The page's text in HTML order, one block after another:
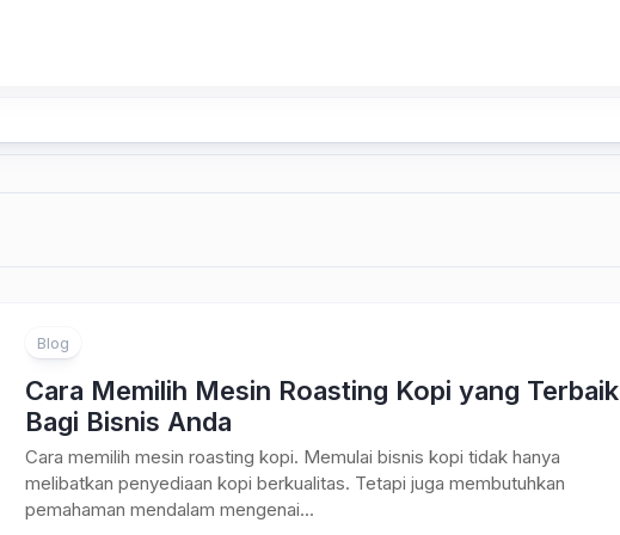
Blog
Cara Memilih Mesin Roasting Kopi yang Terbaik
Bagi Bisnis Anda
Cara memilih mesin roasting kopi. Memulai bisnis kopi tidak hanya
melibatkan penyediaan kopi berkualitas. Tetapi juga membutuhkan
pemahaman mendalam mengenai...